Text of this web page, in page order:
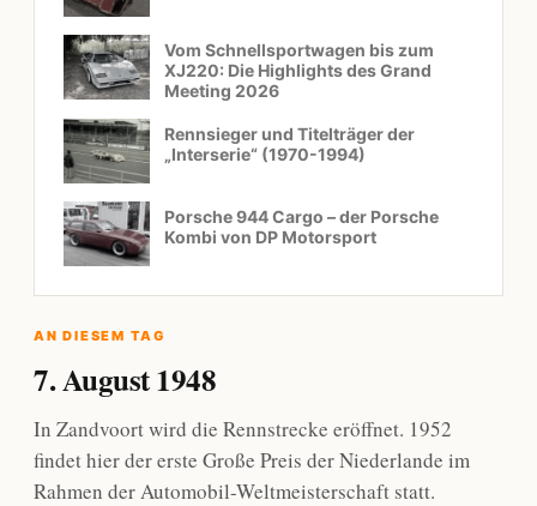
Vom Schnellsportwagen bis zum
XJ220: Die Highlights des Grand
Meeting 2026
Rennsieger und Titelträger der
„Interserie“ (1970-1994)
Porsche 944 Cargo – der Porsche
Kombi von DP Motorsport
AN DIESEM TAG
7. August 1948
In Zandvoort wird die Rennstrecke eröffnet. 1952
findet hier der erste Große Preis der Niederlande im
Rahmen der Automobil-Weltmeisterschaft statt.